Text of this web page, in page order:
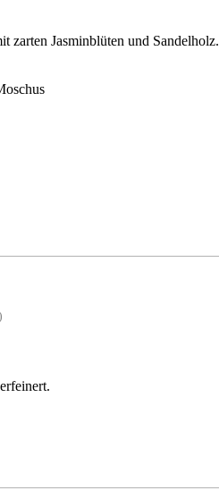
zarten Jasminblüten und Sandelholz.